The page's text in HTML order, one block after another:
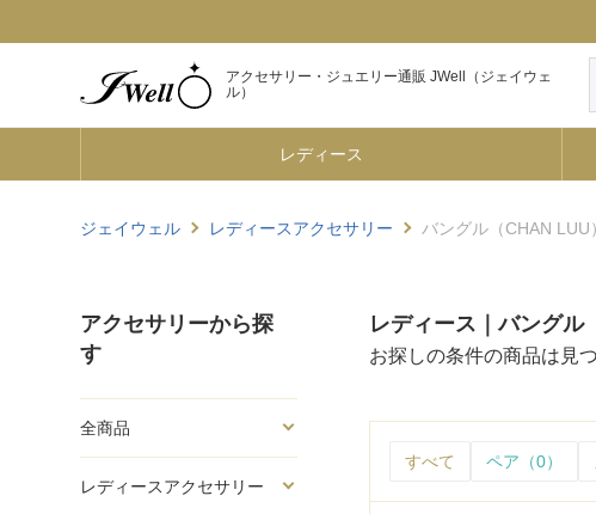
アクセサリー・ジュエリー通販 JWell（ジェイウェ
ル）
レディース
ジェイウェル レディースアクセサリー バングル（CHAN LUU
アクセサリーから探
す
全商品
レディースアクセサリー
レディース｜バングル
お探しの条件の商品は見
すべて ペア（0）